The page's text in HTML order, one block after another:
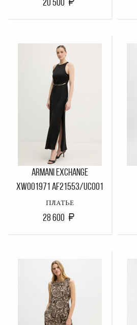
20 500
ARMANI EXCHANGE
XW001971 AF21553/UC001
ПЛАТЬЕ
28 600